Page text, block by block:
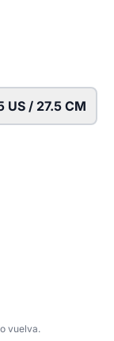
US / 27.5 CM
vuelva.